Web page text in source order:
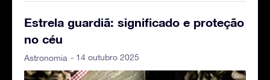
Estrela guardiã: significado e proteção
no céu
Astronomia - 14 outubro 2025